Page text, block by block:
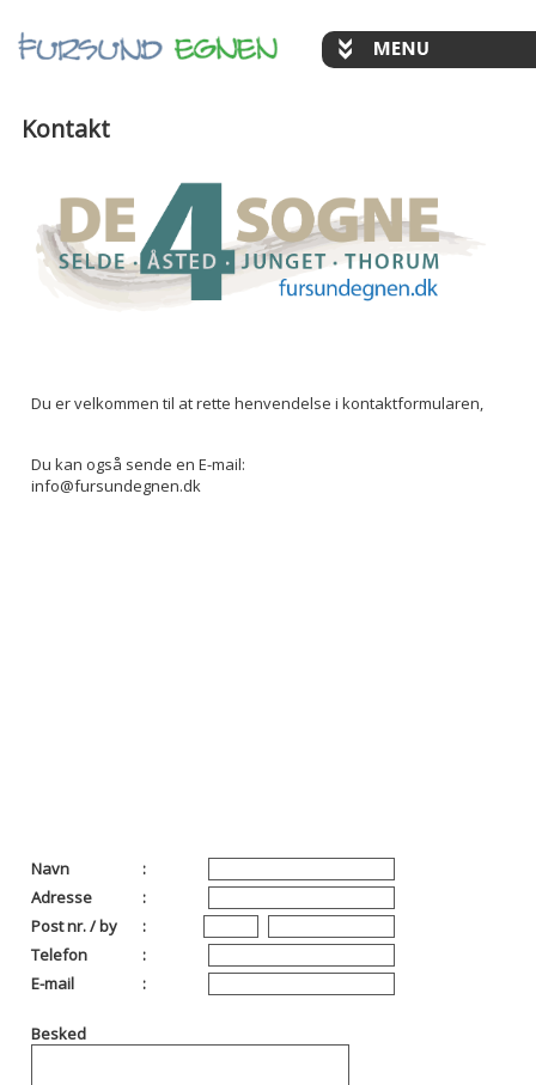
Kontakt
Du er velkommen til at rette henvendelse i kontaktformularen,
Du kan også sende en E-mail:
info@fursundegnen.dk
Navn
:
Adresse
:
Post nr. / by
:
Telefon
:
E-mail
:
Besked